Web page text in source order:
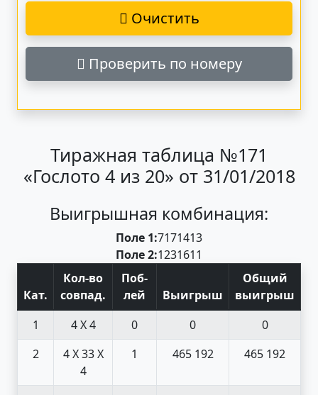
Очистить
Проверить по номеру
Тиражная таблица №171
«Гослото 4 из 20» от 31/01/2018
Выигрышная комбинация:
Поле 1:7171413
Поле 2:1231611
Кат.
Кол-во
совпад.
Поб-
лей
Выигрыш
Общий
выигрыш
1
4 X 4 0 0
0
2
4 X 33 X
4
1 465 192 465 192